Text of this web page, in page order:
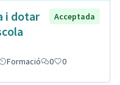
i dotar
Acceptada
Formació 0 0